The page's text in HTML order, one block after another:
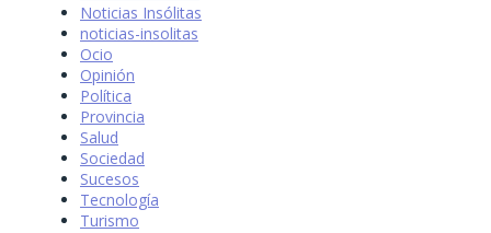
Noticias Insólitas
noticias-insolitas
Ocio
Opinión
Política
Provincia
Salud
Sociedad
Sucesos
Tecnología
Turismo